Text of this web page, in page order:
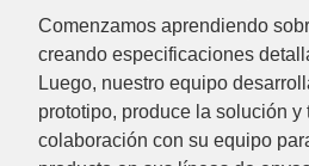
Comenzamos aprendiendo
creando especificaciones
Luego, nuestro equipo
prototipo, produce la solución y
colaboración con su equipo